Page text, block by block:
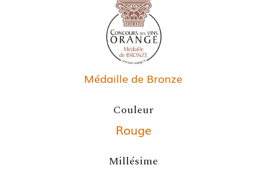
Médaille de Bronze
Couleur
Rouge
Millésime